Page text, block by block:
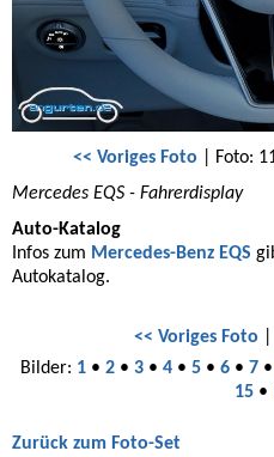
<< Voriges Foto | Foto:
Mercedes EQS - Fahrerdisplay
Auto-Katalog
Infos zum Mercedes-Benz EQS
Autokatalog.
<< Voriges Foto
Bilder: 1• 2• 3• 4• 5• 6• 7•
15•
Zurück zum Foto-Set